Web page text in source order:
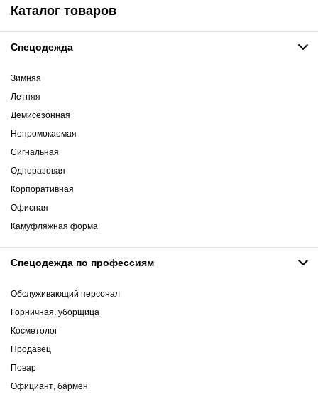
Каталог товаров
Спецодежда
Зимняя
Летняя
Демисезонная
Непромокаемая
Сигнальная
Одноразовая
Корпоративная
Офисная
Камуфляжная форма
Спецодежда по профессиям
Обслуживающий персонал
Горничная, уборщица
Косметолог
Продавец
Повар
Официант, бармен